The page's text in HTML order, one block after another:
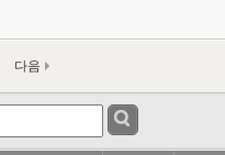
다음